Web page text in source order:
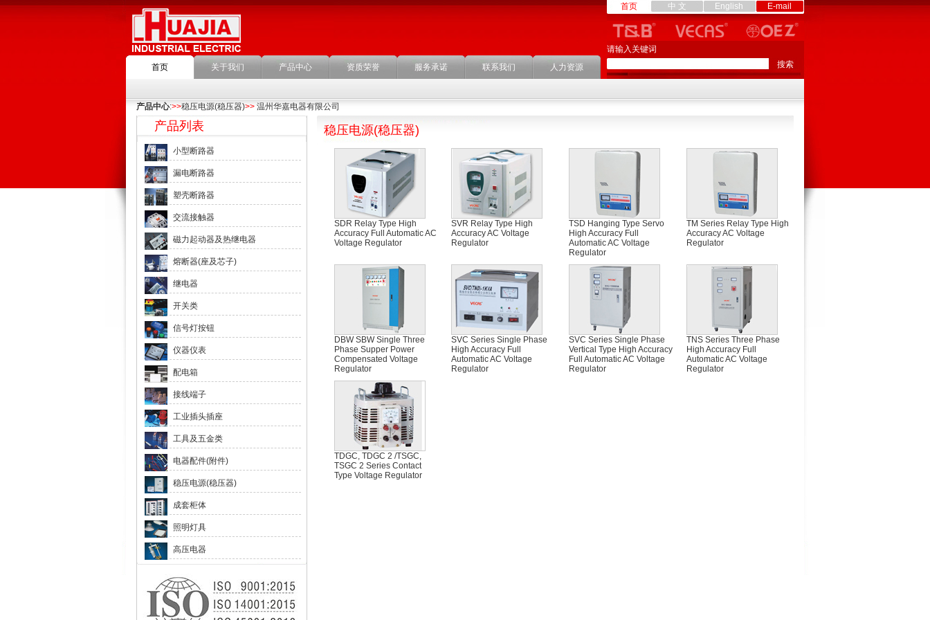
首页 关于我们 产品中心 资质荣誉 服务承诺 联系我们 人力资源
首页 中 文 English E-mail
请输入关键词
产品中心:>>稳压电源(稳压器)>> 温州华嘉电器有限公司
产品列表
小型断路器
漏电断路器
塑壳断路器
交流接触器
磁力起动器及热继电器
熔断器(座及芯子)
继电器
开关类
信号灯按钮
仪器仪表
配电箱
接线端子
工业插头插座
工具及五金类
电器配件(附件)
稳压电源(稳压器)
成套柜体
照明灯具
高压电器
稳压电源(稳压器)
SDR Relay Type High
Accuracy Full Automatic AC
Voltage Regulator
SVR Relay Type High
Accuracy AC Voltage
Regulator
TSD Hanging Type Servo
High Accuracy Full
Automatic AC Voltage
Regulator
TM Series Relay Type High
Accuracy AC Voltage
Regulator
DBW SBW Single Three
Phase Supper Power
Compensated Voltage
Regulator
SVC Series Single Phase
High Accuracy Full
Automatic AC Voltage
Regulator
SVC Series Single Phase
Vertical Type High Accuracy
Full Automatic AC Voltage
Regulator
TNS Series Three Phase
High Accuracy Full
Automatic AC Voltage
Regulator
TDGC, TDGC 2 /TSGC,
TSGC 2 Series Contact
Type Voltage Regulator